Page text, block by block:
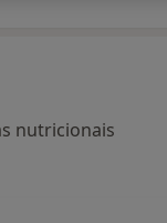
nutricionais